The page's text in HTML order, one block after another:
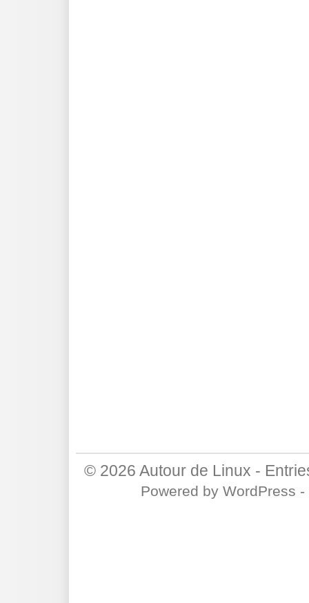
© 2026 Autour de Linux -
Powered by WordPress -